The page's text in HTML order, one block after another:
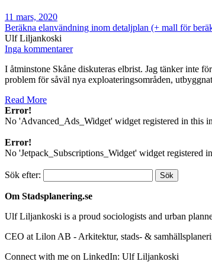
11 mars, 2020
Beräkna elanvändning inom detaljplan (+ mall för
Ulf Liljankoski
Inga kommentarer
I åtminstone Skåne diskuteras elbrist. Jag tänker inte
problem för såväl nya exploateringsområden,
Read More
Error!
No 'Advanced_Ads_Widget' widget registered in this
Error!
No 'Jetpack_Subscriptions_Widget' widget registered
Sök efter:
Om Stadsplanering.se
Ulf Liljankoski is a proud sociologists and urban
CEO at Lilon AB - Arkitektur, stads- &
Connect with me on LinkedIn: Ulf Liljankoski